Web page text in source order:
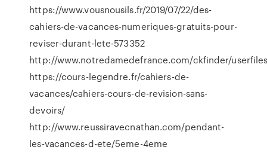
https://www.vousnousils.fr/2019/07/22/des-
cahiers-de-vacances-numeriques-gratuits-pour-
reviser-durant-lete-573352
http://www.notredamedefrance.com/ckfinder/
https://cours-legendre.fr/cahiers-de-
vacances/cahiers-cours-de-revision-sans-
devoirs/
http://www.reussiravecnathan.com/pendant-
les-vacances-d-ete/5eme-4eme